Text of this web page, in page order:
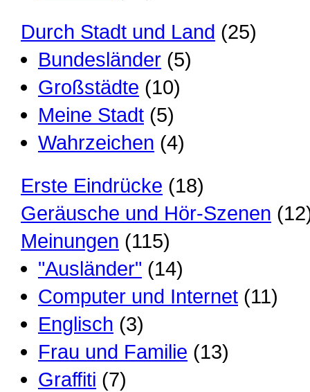
Durch Stadt und Land (25)
Bundesländer (5)
Großstädte (10)
Meine Stadt (5)
Wahrzeichen (4)
Erste Eindrücke (18)
Geräusche und Hör-Szenen
Meinungen (115)
"Ausländer" (14)
Computer und Internet (11)
Englisch (3)
Frau und Familie (13)
Graffiti (7)